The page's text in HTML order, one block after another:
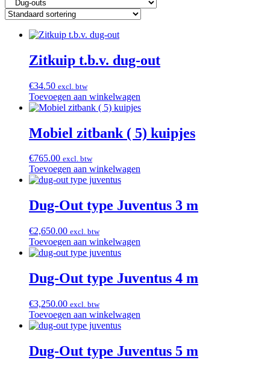
Zitkuip t.b.v. dug-out
€34.50 excl. btw
Toevoegen aan winkelwagen
Mobiel zitbank ( 5) kuipjes
€765.00 excl. btw
Toevoegen aan winkelwagen
Dug-Out type Juventus 3 m
€2,650.00 excl. btw
Toevoegen aan winkelwagen
Dug-Out type Juventus 4 m
€3,250.00 excl. btw
Toevoegen aan winkelwagen
Dug-Out type Juventus 5 m